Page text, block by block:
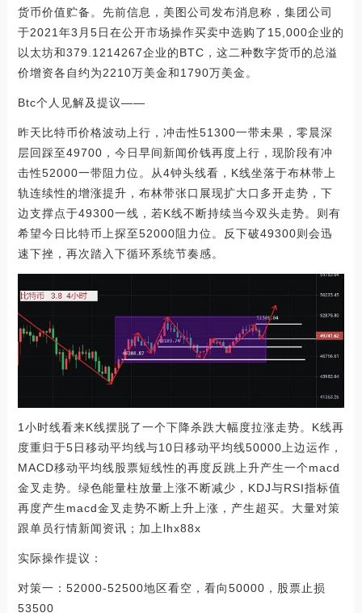
货币价值贮备。先前信息，美图公司发布消息称，集团公司
于2021年3月5日在公开市场操作买卖中选购了15,000企业的
以太坊和379.1214267企业的BTC，这二种数字货币的总溢
价增资各自约为2210万美金和1790万美金。
Btc个人见解及提议——
昨天比特币价格波动上行，冲击性51300一带未果，零晨深
层回踩至49700，今日早间新闻价钱再度上行，现阶段有冲
击性52000一带阻力位。从4钟头线看，K线坐落于布林带上
轨连续性的增涨提升，布林带张口展现扩大口多开走势，下
边支撑点于49300一线，若K线不断持续当今双头走势。则有
希望今日比特币上探至52000阻力位。反下破49300则会迅
速下挫，再次踏入下循环系统节奏感。
1小时线看来K线摆脱了一个下降杀跌大幅度拉涨走势。K线再
度重归于5日移动平均线与10日移动平均线50000上边运作，
MACD移动平均线股票短线性的再度反跳上升产生一个macd
金叉走势。绿色能量柱放量上涨不断减少，KDJ与RSI指标值
再度产生macd金叉走势不断上升上涨，产生超买。大量对策
跟单员行情新闻资讯；加上lhx88x
实际操作提议：
对策一：52000-52500地区看空，看向50000，股票止损
53500